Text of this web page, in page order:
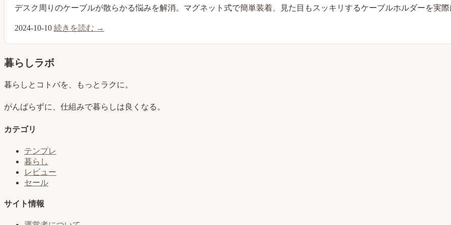
デスク周りのケーブルが散らかる悩みを解消。マグネット式で簡単装着、見た目もスッキリするケーブルホルダーを実際
2024-10-10 続きを読む →
暮らしラボ
暮らしとコトバを、もっとラクに。
がんばらずに、仕組みで暮らしは良くなる。
カテゴリ
テンプレ
暮らし
レビュー
セール
サイト情報